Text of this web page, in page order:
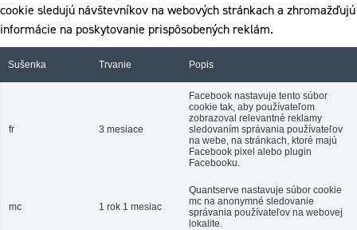
cookie sledujú návštevníkov na webových stránkach a zhromažďujú
informácie na poskytovanie prispôsobených reklám.
Sušenka Trvanie Popis
fr 3 mesiace
Facebook nastavuje tento súbor
cookie tak, aby používateľom
zobrazoval relevantné reklamy
sledovaním správania používateľov
na webe, na stránkach, ktoré majú
Facebook pixel alebo plugin
Facebooku.
mc 1 rok 1 mesiac
Quantserve nastavuje súbor cookie
mc na anonymné sledovanie
správania používateľov na webovej
lokalite.